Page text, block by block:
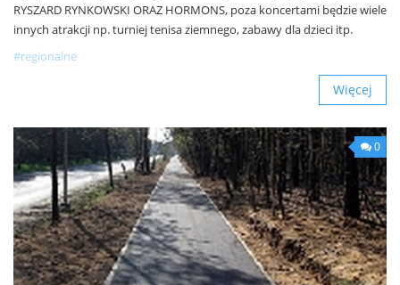
RYSZARD RYNKOWSKI ORAZ HORMONS, poza koncertami będzie wiele
innych atrakcji np. turniej tenisa ziemnego, zabawy dla dzieci itp.
#regionalne
Więcej
0